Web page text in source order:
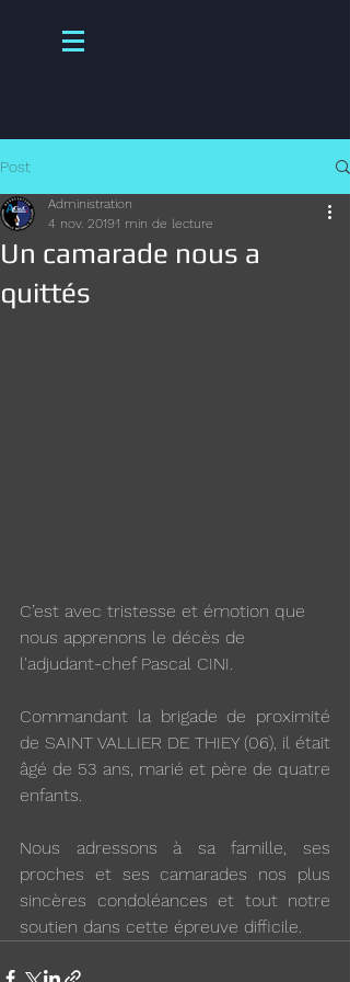
Post
Un camarade nous a
quittés
Administration
4 nov. 20191 min de lecture
C’est avec tristesse et émotion que
nous apprenons le décès de
l'adjudant-chef Pascal CINI.
Commandant la brigade de proximité
de SAINT VALLIER DE THIEY (06), il était
âgé de 53 ans, marié et père de quatre
enfants.
Nous adressons à sa famille, ses
proches et ses camarades nos plus
sincères condoléances et tout notre
soutien dans cette épreuve difficile.